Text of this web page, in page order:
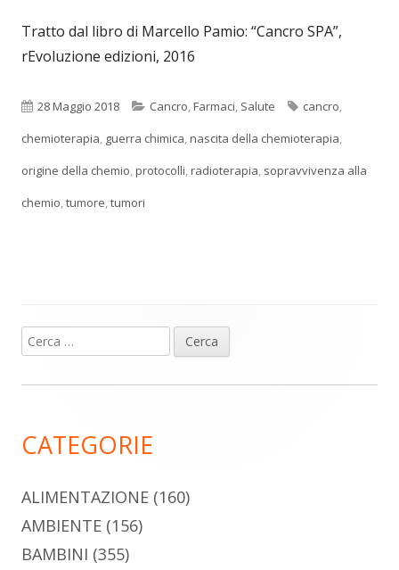
Tratto dal libro di Marcello Pamio: “Cancro SPA”,
rEvoluzione edizioni, 2016
Pubblicato
28 Maggio 2018 Categorie
Cancro,Farmaci, Salute Tag
cancro,
chemioterapia, guerra chimica,nascita della chemioterapia,
origine della chemio,protocolli,radioterapia, sopravvivenza alla
chemio,tumore,tumori
Barra
laterale
Ricerca
per:
CATEGORIE
ALIMENTAZIONE (160)
AMBIENTE (156)
BAMBINI (355)